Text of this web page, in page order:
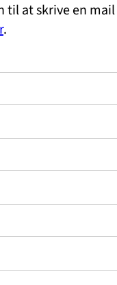
til at skrive en
.